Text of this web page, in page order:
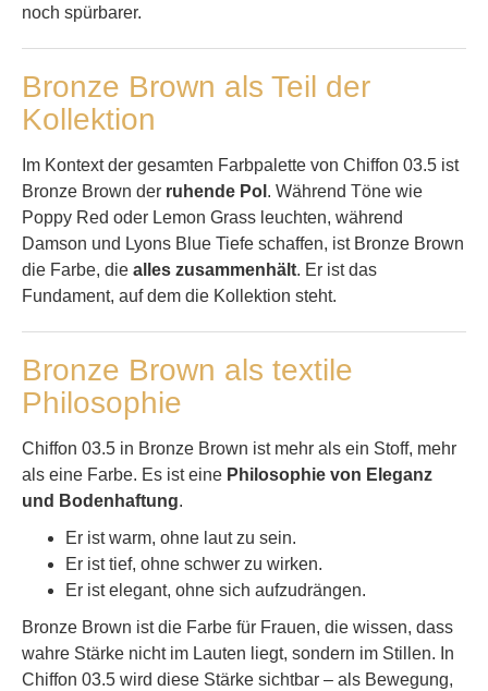
noch spürbarer.
Bronze Brown als Teil der
Kollektion
Im Kontext der gesamten Farbpalette von Chiffon 03.5 ist
Bronze Brown der ruhende Pol . Während Töne wie
Poppy Red oder Lemon Grass leuchten, während
Damson und Lyons Blue Tiefe schaffen, ist Bronze Brown
die Farbe, die alles zusammenhält. Er ist das
Fundament, auf dem die Kollektion steht.
Bronze Brown als textile
Philosophie
Chiffon 03.5 in Bronze Brown ist mehr als ein Stoff, mehr
als eine Farbe. Es ist eine Philosophie von Eleganz
und Bodenhaftung.
Er ist warm, ohne laut zu sein.
Er ist tief, ohne schwer zu wirken.
Er ist elegant, ohne sich aufzudrängen.
Bronze Brown ist die Farbe für Frauen, die wissen, dass
wahre Stärke nicht im Lauten liegt, sondern im Stillen. In
Chiffon 03.5 wird diese Stärke sichtbar – als Bewegung,